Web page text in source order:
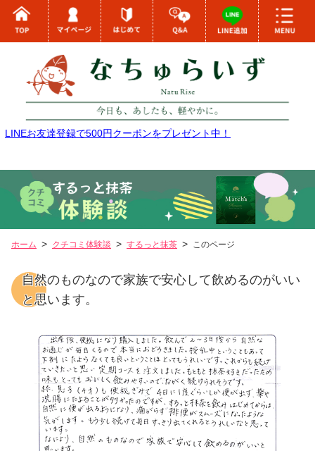
LINEお友達登録で500円クーポンをプレゼント中！
ホーム クチコミ体験談 するっと抹茶 このページ
自然のものなので家族で安心して飲めるのがいい
と思います。